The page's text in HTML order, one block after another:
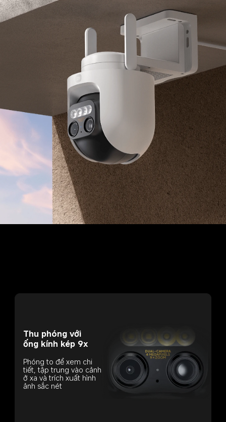
Thu phóng với
ống kính kép 9x
Phóng to để xem chi
tiết, tập trung vào cảnh
ở xa và trích xuất hình
ảnh sắc nét